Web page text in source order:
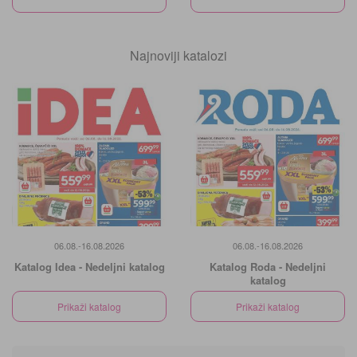
Najnoviji katalozi
06.08.-16.08.2026
Katalog Idea - Nedeljni katalog
Prikaži katalog
06.08.-16.08.2026
Katalog Roda - Nedeljni
katalog
Prikaži katalog